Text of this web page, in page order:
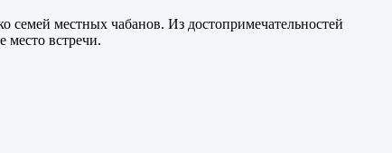
семей местных чабанов. Из достопримечательностей
место встречи.